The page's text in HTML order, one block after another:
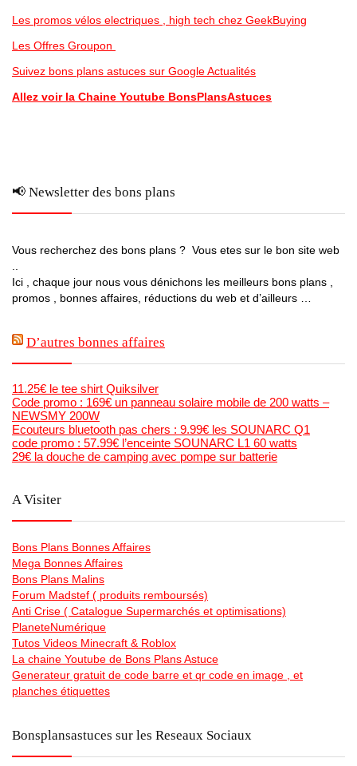
Les promos vélos electriques , high tech chez GeekBuying
Les Offres Groupon
Suivez bons plans astuces sur Google Actualités
Allez voir la Chaine Youtube BonsPlansAstuces
📢 Newsletter des bons plans
Vous recherchez des bons plans ? Vous etes sur le bon site web
Ici , chaque jour nous vous dénichons les meilleurs bons plans ,
promos , bonnes affaires, réductions du web et d’ailleurs …
D’autres bonnes affaires
11.25€ le tee shirt Quiksilver
Code promo : 169€ un panneau solaire mobile de 200 watts –
NEWSMY 200W
Ecouteurs bluetooth pas chers : 9.99€ les SOUNARC Q1
code promo : 57.99€ l’enceinte SOUNARC L1 60 watts
29€ la douche de camping avec pompe sur batterie
A Visiter
Bons Plans Bonnes Affaires
Mega Bonnes Affaires
Bons Plans Malins
Forum Madstef ( produits remboursés)
Anti Crise ( Catalogue Supermarchés et optimisations)
PlaneteNumérique
Tutos Videos Minecraft & Roblox
La chaine Youtube de Bons Plans Astuce
Generateur gratuit de code barre et qr code en image , et
planches étiquettes
Bonsplansastuces sur les Reseaux Sociaux